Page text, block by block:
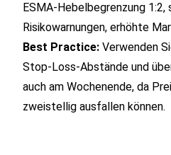
ESMA‑Hebelbegrenzung
Risikowarnungen, erhöhte
Best Practice: Verwenden
Stop‑Loss‑Abstände und
auch am Wochenende, da
zweistellig ausfallen können.